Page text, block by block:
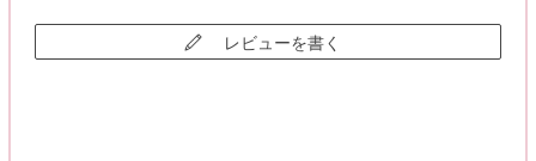
レビューを書く